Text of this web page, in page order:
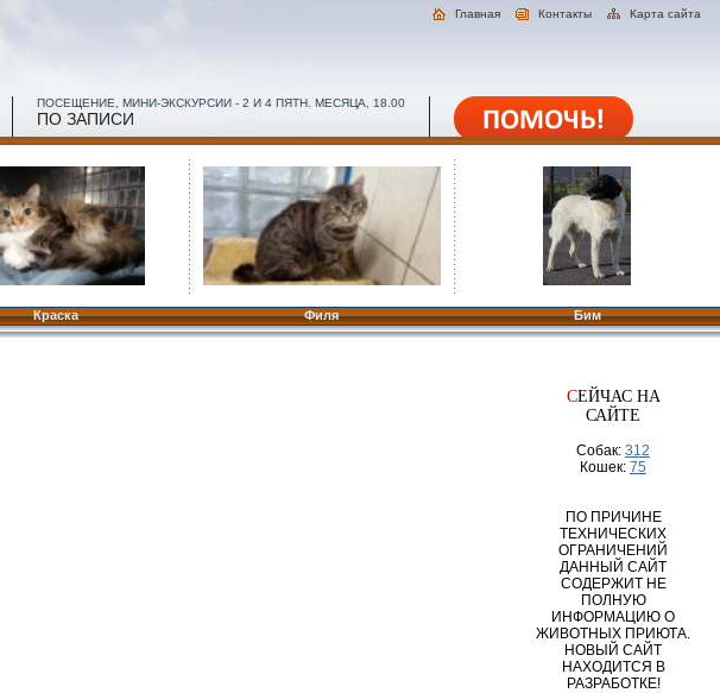
Карта сайта
Контакты
Главная
ПОСЕЩЕНИЕ, МИНИ-ЭКСКУРСИИ - 2 И 4 ПЯТН. МЕСЯЦА, 18.00
ПО ЗАПИСИ
Краска Филя Бим
СЕЙЧАС НА
САЙТЕ
Собак: 312
Кошек: 75
ПО ПРИЧИНЕ
ТЕХНИЧЕСКИХ
ОГРАНИЧЕНИЙ
ДАННЫЙ САЙТ
СОДЕРЖИТ НЕ
ПОЛНУЮ
ИНФОРМАЦИЮ О
ЖИВОТНЫХ ПРИЮТА.
НОВЫЙ САЙТ
НАХОДИТСЯ В
РАЗРАБОТКЕ!